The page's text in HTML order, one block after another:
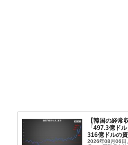
【韓国の経常
「497.3億ド
316億ドルの資
2026年08月06日